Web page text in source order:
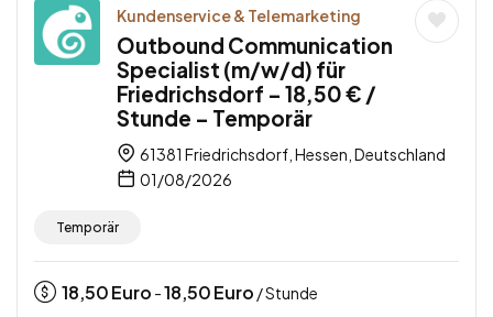
Kundenservice & Telemarketing
Outbound Communication
Specialist (m/w/d) für
Friedrichsdorf – 18,50 € /
Stunde – Temporär
61381 Friedrichsdorf, Hessen, Deutschland
01/08/2026
Temporär
18,50Euro -18,50Euro / Stunde